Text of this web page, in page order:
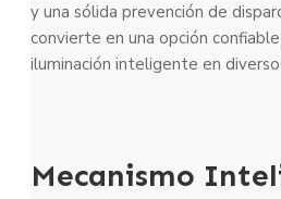
y una sólida prevención de
convierte en una opción
iluminación inteligente en
Mecanismo